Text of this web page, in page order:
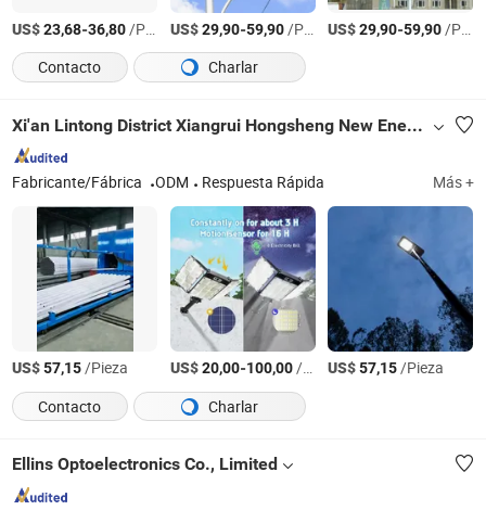
US$23,68-36,80/Pieza US$29,90-59,90/Pieza US$29,90-59,90/Pieza
Contacto
Charlar
Xi'an Lintong District Xiangrui Hongsheng New Energy Technology Co., Ltd.
Fabricante/Fábrica ODM Respuesta Rápida Más +
US$57,15/Pieza US$20,00-100,00/Pieza US$57,15/Pieza
Contacto
Charlar
Ellins Optoelectronics Co., Limited